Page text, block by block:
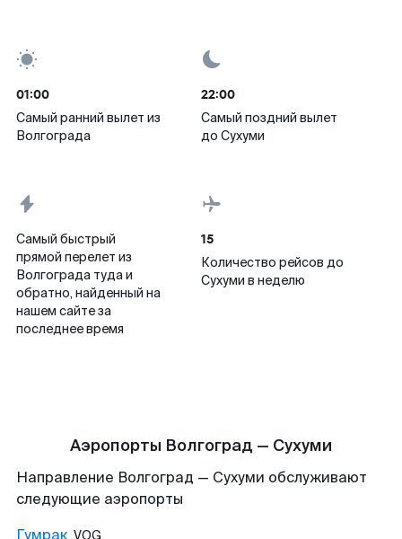
01:00
Самый ранний вылет из
Волгограда
22:00
Самый поздний вылет
до Сухуми
Самый быстрый
прямой перелет из
Волгограда туда и
обратно, найденный на
нашем сайте за
последнее время
15
Количество рейсов до
Сухуми в неделю
Аэропорты Волгоград — Сухуми
Направление Волгоград — Сухуми обслуживают
следующие аэропорты
Гумрак VOG